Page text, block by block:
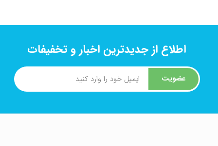
اطلاع از جدیدترین اخبار و تخفیفات
عضویت